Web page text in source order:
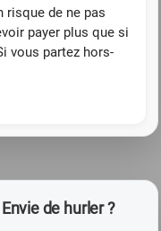
risque de ne pas
payer plus que si
vous partez hors-
de hurler ?